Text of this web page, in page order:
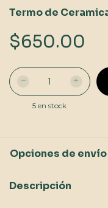
Termo de
$650.00
5 en stock
Opciones de envío
Descripción